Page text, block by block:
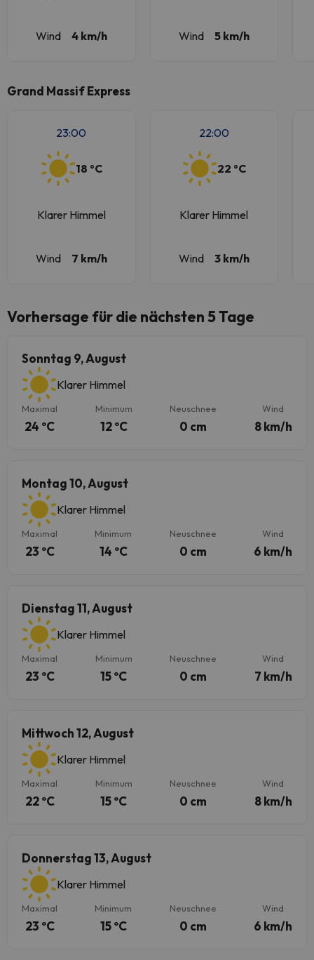
Wind 4 km/h Wind 5 km/h
Grand Massif Express
23:00
18 ºC
Klarer Himmel
Wind 7 km/h
22:00
22 ºC
Klarer Himmel
Wind 3 km/h
Vorhersage für die nächsten 5 Tage
Sonntag 9, August
Klarer Himmel
Maximal
24 ºC
Minimum
12 ºC
Neuschnee
0 cm
Wind
8 km/h
Montag 10, August
Klarer Himmel
Maximal
23 ºC
Minimum
14 ºC
Neuschnee
0 cm
Wind
6 km/h
Dienstag 11, August
Klarer Himmel
Maximal
23 ºC
Minimum
15 ºC
Neuschnee
0 cm
Wind
7 km/h
Mittwoch 12, August
Klarer Himmel
Maximal
22 ºC
Minimum
15 ºC
Neuschnee
0 cm
Wind
8 km/h
Donnerstag 13, August
Klarer Himmel
Maximal
23 ºC
Minimum
15 ºC
Neuschnee
0 cm
Wind
6 km/h